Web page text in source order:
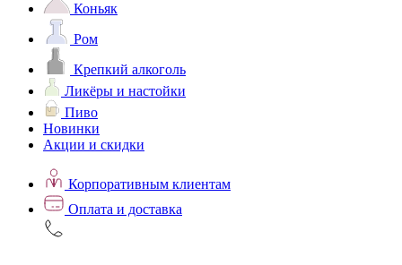
Коньяк
Ром
Крепкий алкоголь
Ликёры и настойки
Пиво
Новинки
Акции и скидки
Корпоративным клиентам
Оплата и доставка